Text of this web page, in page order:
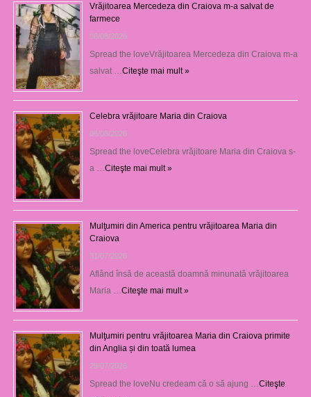
Vrăjitoarea Mercedeza din Craiova m-a salvat de
farmece
06/08/2026
Spread the loveVrăjitoarea Mercedeza din Craiova m-a
salvat …Citeşte mai mult »
Celebra vrăjitoare Maria din Craiova
06/08/2026
Spread the loveCelebra vrăjitoare Maria din Craiova s-
a …Citeşte mai mult »
Mulţumiri din America pentru vrăjitoarea Maria din
Craiova
31/07/2026
Aflând însă de această doamnă minunată vrăjitoarea
Maria …Citeşte mai mult »
Mulţumiri pentru vrăjitoarea Maria din Craiova primite
din Anglia și din toată lumea
29/07/2026
Spread the loveNu credeam că o să ajung …Citeşte